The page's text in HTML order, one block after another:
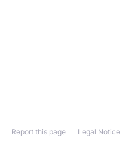
Legal Notice
Report this page